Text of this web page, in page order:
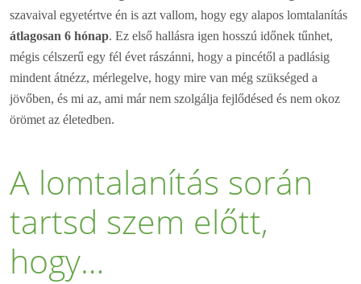
szavaival egyetértve én is azt vallom, hogy egy alapos lomtalanítás
átlagosan 6 hónap. Ez első hallásra igen hosszú időnek tűnhet,
mégis célszerű egy fél évet rászánni, hogy a pincétől a padlásig
mindent átnézz, mérlegelve, hogy mire van még szükséged a
jövőben, és mi az, ami már nem szolgálja fejlődésed és nem okoz
örömet az életedben.
A lomtalanítás során
tartsd szem előtt,
hogy…